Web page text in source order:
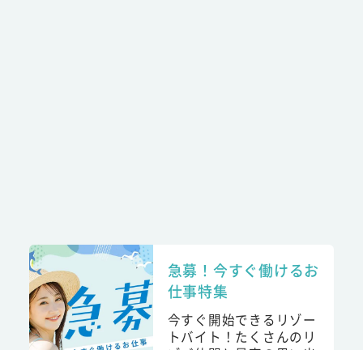
急募！今すぐ働けるお
仕事特集
今すぐ開始できるリゾー
トバイト！たくさんのリ